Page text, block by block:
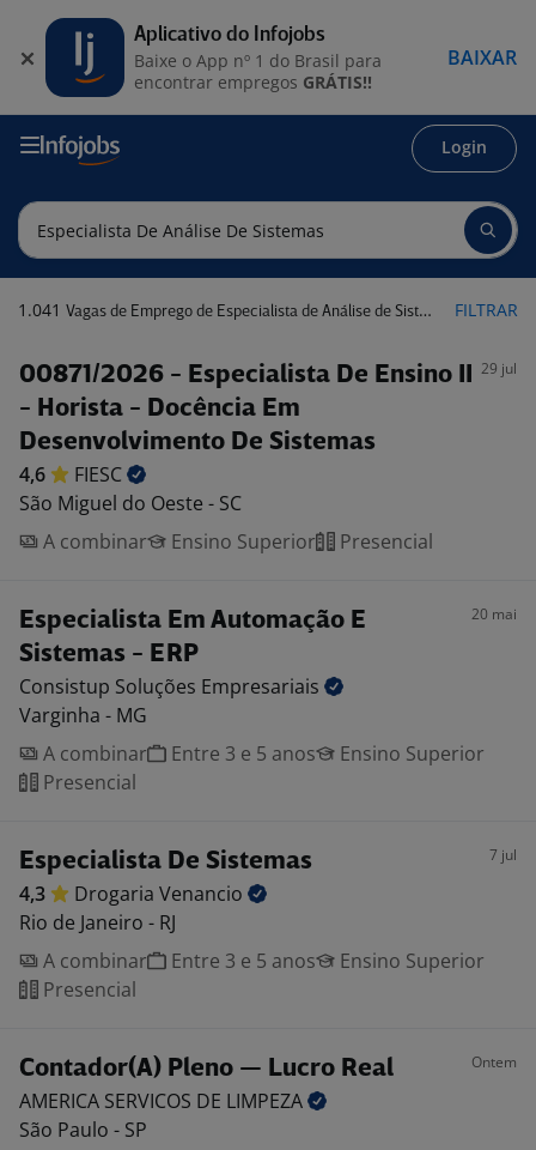
Login
1.041 Vagas de Emprego de Especialista de Análise de Sistemas FILTRAR
00871/2026 - Especialista De Ensino II
- Horista - Docência Em
Desenvolvimento De Sistemas
29 jul
4,6
FIESC
São Miguel do Oeste - SC
A combinar
Ensino Superior Presencial
Especialista Em Automação E
Sistemas - ERP
20 mai
Consistup Soluções Empresariais
Varginha - MG
A combinar
Entre 3 e 5 anos
Ensino Superior
Presencial
Especialista De Sistemas 7 jul
4,3 Drogaria Venancio
Rio de Janeiro - RJ
A combinar
Entre 3 e 5 anos
Ensino Superior
Presencial
Contador(A) Pleno — Lucro Real Ontem
AMERICA SERVICOS DE LIMPEZA
São Paulo - SP
Aplicativo do Infojobs
Baixe o App nº 1 do Brasil para
encontrar empregos GRÁTIS!!
BAIXAR